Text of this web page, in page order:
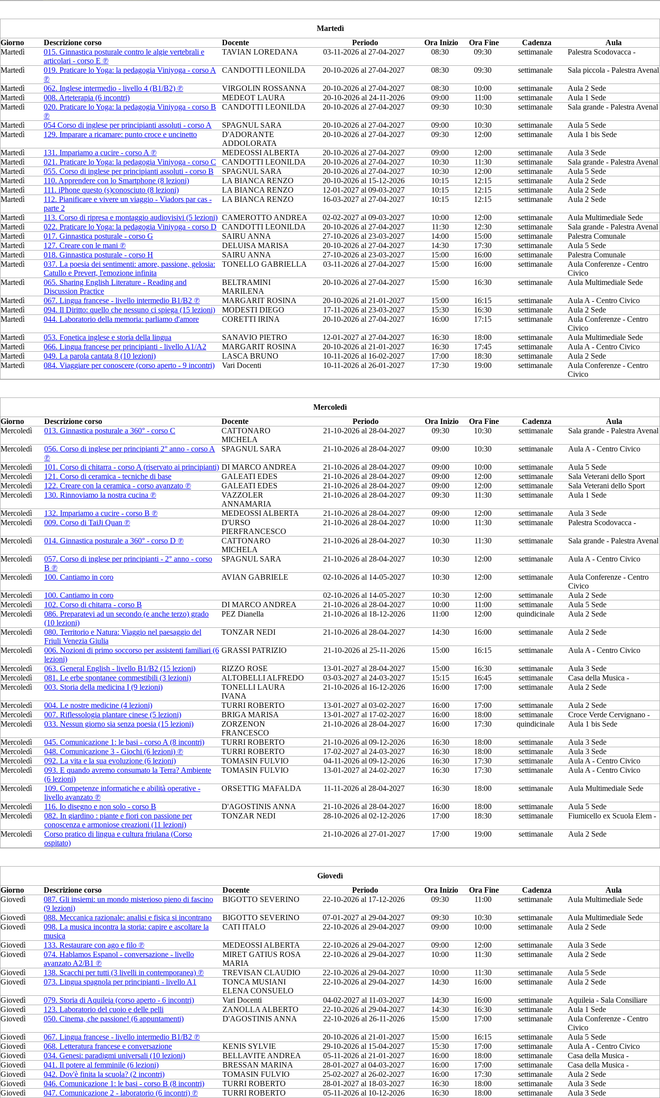
Martedì
Giorno
Descrizione corso Docente Periodo Ora Inizio Ora Fine Cadenza
Aula
Martedì
015. Ginnastica posturale contro le algie vertebrali e
articolari - corso E ℗
TAVIAN LOREDANA 03-11-2026 al 27-04-2027 08:30 09:30 settimanale Palestra Scodovacca -
Martedì
019. Praticare lo Yoga: la pedagogia Viniyoga - corso A
℗
CANDOTTI LEONILDA 20-10-2026 al 27-04-2027 08:30 09:30 settimanale Sala piccola - Palestra Avenal
Martedì 062. Inglese intermedio - livello 4 (B1/B2) ℗ VIRGOLIN ROSSANNA 20-10-2026 al 27-04-2027 08:30 10:00 settimanale
Aula 2 Sede
Martedì
008. Arteterapia (6 incontri) MEDEOT LAURA 20-10-2026 al 24-11-2026 09:00 11:00 settimanale
Aula 1 Sede
Martedì
020. Praticare lo Yoga: la pedagogia Viniyoga - corso B
℗
CANDOTTI LEONILDA 20-10-2026 al 27-04-2027 09:30 10:30 settimanale Sala grande - Palestra Avenal
Martedì 054 Corso di inglese per principianti assoluti - corso A SPAGNUL SARA 20-10-2026 al 27-04-2027 09:00 10:30 settimanale
Aula 5 Sede
Martedì
129. Imparare a ricamare: punto croce e uncinetto
D'ADORANTE
ADDOLORATA
20-10-2026 al 27-04-2027 09:30 12:00 settimanale Aula 1 bis Sede
Martedì 131. Impariamo a cucire - corso A ℗ MEDEOSSI ALBERTA 20-10-2026 al 27-04-2027 09:00 12:00 settimanale
Aula 3 Sede
Martedì
021. Praticare lo Yoga: la pedagogia Viniyoga - corso C CANDOTTI LEONILDA 20-10-2026 al 27-04-2027 10:30 11:30 settimanale
Sala grande - Palestra Avenal
Martedì
055. Corso di inglese per principianti assoluti - corso B SPAGNUL SARA 20-10-2026 al 27-04-2027 10:30 12:00 settimanale
Aula 5 Sede
Martedì
110. Apprendere con lo Smartphone (8 lezioni) LA BIANCA RENZO 20-10-2026 al 15-12-2026 10:15 12:15 settimanale
Aula 2 Sede
Martedì
111. iPhone questo (s)conosciuto (8 lezioni) LA BIANCA RENZO 12-01-2027 al 09-03-2027 10:15 12:15 settimanale
Aula 2 Sede
Martedì
112. Pianificare e vivere un viaggio - Viadors par cas -
parte 2
LA BIANCA RENZO 16-03-2027 al 27-04-2027 10:15 12:15 settimanale Aula 2 Sede
Martedì 113. Corso di ripresa e montaggio audiovisivi (5 lezioni) CAMEROTTO ANDREA 02-02-2027 al 09-03-2027 10:00 12:00 settimanale
Aula Multimediale Sede
Martedì
022. Praticare lo Yoga: la pedagogia Viniyoga - corso D CANDOTTI LEONILDA 20-10-2026 al 27-04-2027 11:30 12:30 settimanale
Sala grande - Palestra Avenal
Martedì
017. Ginnastica posturale - corso G SAIRU ANNA 27-10-2026 al 23-03-2027 14:00 15:00 settimanale
Palestra Comunale
Martedì
127. Creare con le mani ℗ DELUISA MARISA 20-10-2026 al 27-04-2027 14:30 17:30 settimanale
Aula 5 Sede
Martedì
018. Ginnastica posturale - corso H SAIRU ANNA 27-10-2026 al 23-03-2027 15:00 16:00 settimanale
Palestra Comunale
Martedì
037. La poesia dei sentimenti: amore, passione, gelosia:
Catullo e Prevert, l'emozione infinita
TONELLO GABRIELLA 03-11-2026 al 27-04-2027 15:00 16:00 settimanale
Aula Conferenze - Centro
Civico
Martedì
065. Sharing English Literature - Reading and
Discussion Practice
BELTRAMINI
MARILENA
20-10-2026 al 27-04-2027 15:00 16:30 settimanale Aula Multimediale Sede
Martedì 067. Lingua francese - livello intermedio B1/B2 ℗ MARGARIT ROSINA 20-10-2026 al 21-01-2027 15:00 16:15 settimanale
Aula A - Centro Civico
Martedì
094. Il Diritto: quello che nessuno ci spiega (15 lezioni) MODESTI DIEGO 17-11-2026 al 23-03-2027 15:30 16:30 settimanale
Aula 2 Sede
Martedì
044. Laboratorio della memoria: parliamo d'amore CORETTI IRINA 20-10-2026 al 27-04-2027 16:00 17:15 settimanale
Aula Conferenze - Centro
Civico
Martedì
053. Fonetica inglese e storia della lingua SANAVIO PIETRO 12-01-2027 al 27-04-2027 16:30 18:00 settimanale
Aula Multimediale Sede
Martedì
066. Lingua francese per principianti - livello A1/A2 MARGARIT ROSINA 20-10-2026 al 21-01-2027 16:30 17:45 settimanale
Aula A - Centro Civico
Martedì
049. La parola cantata 8 (10 lezioni) LASCA BRUNO 10-11-2026 al 16-02-2027 17:00 18:30 settimanale
Aula 2 Sede
Martedì
084. Viaggiare per conoscere (corso aperto - 9 incontri) Vari Docenti 10-11-2026 al 26-01-2027 17:30 19:00 settimanale
Aula Conferenze - Centro
Civico
Mercoledì
Giorno
Descrizione corso Docente Periodo Ora Inizio Ora Fine Cadenza
Aula
Mercoledì
013. Ginnastica posturale a 360° - corso C
CATTONARO
MICHELA
21-10-2026 al 28-04-2027 09:30 10:30 settimanale Sala grande - Palestra Avenal
Mercoledì
056. Corso di inglese per principianti 2° anno - corso A
℗
SPAGNUL SARA 21-10-2026 al 28-04-2027 09:00 10:30 settimanale Aula A - Centro Civico
Mercoledì 101. Corso di chitarra - corso A (riservato ai principianti) DI MARCO ANDREA 21-10-2026 al 28-04-2027 09:00 10:00 settimanale
Aula 5 Sede
Mercoledì
121. Corso di ceramica - tecniche di base GALEATI EDES 21-10-2026 al 28-04-2027 09:00 12:00 settimanale
Sala Veterani dello Sport
Mercoledì
122. Creare con la ceramica - corso avanzato ℗ GALEATI EDES 21-10-2026 al 28-04-2027 09:00 12:00 settimanale
Sala Veterani dello Sport
Mercoledì
130. Rinnoviamo la nostra cucina ℗
VAZZOLER
ANNAMARIA
21-10-2026 al 28-04-2027 09:30 11:30 settimanale Aula 1 Sede
Mercoledì 132. Impariamo a cucire - corso B ℗ MEDEOSSI ALBERTA 21-10-2026 al 28-04-2027 09:00 12:00 settimanale
Aula 3 Sede
Mercoledì
009. Corso di TaiJi Quan ℗
D'URSO
PIERFRANCESCO
21-10-2026 al 28-04-2027 10:00 11:30 settimanale Palestra Scodovacca -
Mercoledì 014. Ginnastica posturale a 360° - corso D ℗
CATTONARO
MICHELA
21-10-2026 al 28-04-2027 10:30 11:30 settimanale Sala grande - Palestra Avenal
Mercoledì
057. Corso di inglese per principianti - 2° anno - corso
B ℗
SPAGNUL SARA 21-10-2026 al 28-04-2027 10:30 12:00 settimanale Aula A - Centro Civico
Mercoledì 100. Cantiamo in coro AVIAN GABRIELE 02-10-2026 al 14-05-2027 10:30 12:00 settimanale
Aula Conferenze - Centro
Civico
Mercoledì
100. Cantiamo in coro 02-10-2026 al 14-05-2027 10:30 12:00 settimanale
Aula 2 Sede
Mercoledì
102. Corso di chitarra - corso B DI MARCO ANDREA 21-10-2026 al 28-04-2027 10:00 11:00 settimanale
Aula 5 Sede
Mercoledì
086. Preparatevi ad un secondo (e anche terzo) grado
(10 lezioni)
PEZ Dianella 21-10-2026 al 18-12-2026 11:00 12:00 quindicinale Aula 2 Sede
Mercoledì
080. Territorio e Natura: Viaggio nel paesaggio del
Friuli Venezia Giulia
TONZAR NEDI 21-10-2026 al 28-04-2027 14:30 16:00 settimanale Aula 2 Sede
Mercoledì
006. Nozioni di primo soccorso per assistenti familiari (6
lezioni)
GRASSI PATRIZIO 21-10-2026 al 25-11-2026 15:00 16:15 settimanale Aula A - Centro Civico
Mercoledì 063. General English - livello B1/B2 (15 lezioni) RIZZO ROSE 13-01-2027 al 28-04-2027 15:00 16:30 settimanale
Aula 3 Sede
Mercoledì
081. Le erbe spontanee commestibili (3 lezioni) ALTOBELLI ALFREDO 03-03-2027 al 24-03-2027 15:15 16:45 settimanale
Casa della Musica -
Mercoledì
003. Storia della medicina I (9 lezioni)
TONELLI LAURA
IVANA
21-10-2026 al 16-12-2026 16:00 17:00 settimanale Aula 2 Sede
Mercoledì 004. Le nostre medicine (4 lezioni) TURRI ROBERTO 13-01-2027 al 03-02-2027 16:00 17:00 settimanale
Aula 2 Sede
Mercoledì
007. Riflessologia plantare cinese (5 lezioni) BRIGA MARISA 13-01-2027 al 17-02-2027 16:00 18:00 settimanale
Croce Verde Cervignano -
Mercoledì
033. Nessun giorno sia senza poesia (15 lezioni)
ZORZENON
FRANCESCO
21-10-2026 al 28-04-2027 16:00 17:30 quindicinale Aula 1 bis Sede
Mercoledì 045. Comunicazione 1: le basi - corso A (8 incontri) TURRI ROBERTO 21-10-2026 al 09-12-2026 16:30 18:00 settimanale
Aula 3 Sede
Mercoledì
048. Comunicazione 3 - Giochi (6 lezioni) ℗ TURRI ROBERTO 17-02-2027 al 24-03-2027 16:30 18:00 settimanale
Aula 3 Sede
Mercoledì
092. La vita e la sua evoluzione (6 lezioni) TOMASIN FULVIO 04-11-2026 al 09-12-2026 16:30 17:30 settimanale
Aula A - Centro Civico
Mercoledì
093. E quando avremo consumato la Terra? Ambiente
(6 lezioni)
TOMASIN FULVIO 13-01-2027 al 24-02-2027 16:30 17:30 settimanale Aula A - Centro Civico
Mercoledì
109. Competenze informatiche e abilità operative -
livello avanzato ℗
ORSETTIG MAFALDA 11-11-2026 al 28-04-2027 16:30 18:00 settimanale Aula Multimediale Sede
Mercoledì 116. Io disegno e non solo - corso B D'AGOSTINIS ANNA 21-10-2026 al 28-04-2027 16:00 18:00 settimanale
Aula 5 Sede
Mercoledì
082. In giardino : piante e fiori con passione per
conoscenza e armoniose creazioni (11 lezioni)
TONZAR NEDI 28-10-2026 al 02-12-2026 17:00 18:30 settimanale Fiumicello ex Scuola Elem -
Mercoledì
Corso pratico di lingua e cultura friulana (Corso
ospitato)
21-10-2026 al 27-01-2027 17:00 19:00 settimanale Aula 2 Sede
Giovedì
Giorno
Descrizione corso Docente Periodo Ora Inizio Ora Fine Cadenza
Aula
Giovedì
087. Gli insiemi: un mondo misterioso pieno di fascino
(9 lezioni)
BIGOTTO SEVERINO 22-10-2026 al 17-12-2026 09:30 11:00 settimanale Aula Multimediale Sede
Giovedì 088. Meccanica razionale: analisi e fisica si incontrano BIGOTTO SEVERINO 07-01-2027 al 29-04-2027 09:30 10:30 settimanale
Aula Multimediale Sede
Giovedì
098. La musica incontra la storia: capire e ascoltare la
musica
CATI ITALO 22-10-2026 al 29-04-2027 09:00 10:00 settimanale Aula 2 Sede
Giovedì 133. Restaurare con ago e filo ℗ MEDEOSSI ALBERTA 22-10-2026 al 29-04-2027 09:00 12:00 settimanale
Aula 3 Sede
Giovedì
074. Hablamos Espanol - conversazione - livello
avanzato A2/B1 ℗
MIRET GATIUS ROSA
MARIA
22-10-2026 al 29-04-2027 10:00 11:30 settimanale Aula 2 Sede
Giovedì 138. Scacchi per tutti (3 livelli in contemporanea) ℗ TREVISAN CLAUDIO 22-10-2026 al 29-04-2027 10:00 11:30 settimanale
Aula 5 Sede
Giovedì
073. Lingua spagnola per principianti - livello A1
TONCA MUSIANI
ELENA CONSUELO
22-10-2026 al 29-04-2027 14:30 16:00 settimanale Aula 2 Sede
Giovedì 079. Storia di Aquileia (corso aperto - 6 incontri) Vari Docenti 04-02-2027 al 11-03-2027 14:30 16:00 settimanale
Aquileia - Sala Consiliare
Giovedì
123. Laboratorio del cuoio e delle pelli ZANOLLA ALBERTO 22-10-2026 al 29-04-2027 14:30 16:30 settimanale
Aula 1 Sede
Giovedì
050. Cinema, che passione! (6 appuntamenti) D'AGOSTINIS ANNA 22-10-2026 al 26-11-2026 15:00 17:00 settimanale
Aula Conferenze - Centro
Civico
Giovedì
067. Lingua francese - livello intermedio B1/B2 ℗ 20-10-2026 al 21-01-2027 15:00 16:15 settimanale
Aula 5 Sede
Giovedì
068. Letteratura francese e conversazione KENIS SYLVIE 29-10-2026 al 15-04-2027 15:30 17:00 settimanale
Aula A - Centro Civico
Giovedì
034. Genesi: paradigmi universali (10 lezioni) BELLAVITE ANDREA 05-11-2026 al 21-01-2027 16:00 18:00 settimanale
Casa della Musica -
Giovedì
041. Il potere al femminile (6 lezioni) BRESSAN MARINA 28-01-2027 al 04-03-2027 16:00 17:00 settimanale
Casa della Musica -
Giovedì
042. Dov'è finita la scuola? (2 incontri) TOMASIN FULVIO 25-02-2027 al 26-02-2027 16:00 17:30 settimanale
Aula 2 Sede
Giovedì
046. Comunicazione 1: le basi - corso B (8 incontri) TURRI ROBERTO 28-01-2027 al 18-03-2027 16:30 18:00 settimanale
Aula 3 Sede
Giovedì
047. Comunicazione 2 - laboratorio (6 incontri) ℗ TURRI ROBERTO 05-11-2026 al 10-12-2026 16:30 18:00 settimanale
Aula 3 Sede